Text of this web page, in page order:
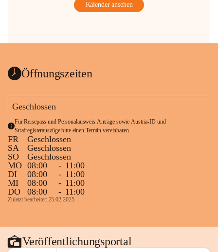
Kalender ansehen
Öffnungszeiten
Geschlossen
Für Reisepass und Personalausweis Anträge sowie Austria-ID und
Strafregisterauszüge bitte einen Termin vereinbaren.
FR
Geschlossen
SA
Geschlossen
SO
Geschlossen
MO 08:00 - 11:00
DI
08:00 - 11:00
MI
08:00 - 11:00
DO
08:00 - 11:00
Zuletzt bearbeitet: 25.02.2025
Veröffentlichungsportal